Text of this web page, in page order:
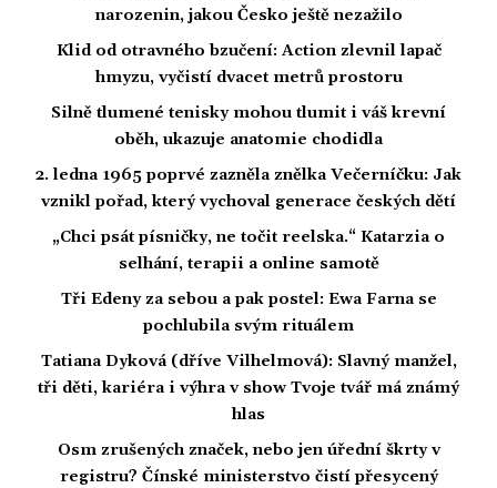
narozenin, jakou Česko ještě nezažilo
Klid od otravného bzučení: Action zlevnil lapač
hmyzu, vyčistí dvacet metrů prostoru
Silně tlumené tenisky mohou tlumit i váš krevní
oběh, ukazuje anatomie chodidla
2. ledna 1965 poprvé zazněla znělka Večerníčku: Jak
vznikl pořad, který vychoval generace českých dětí
„Chci psát písničky, ne točit reelska.“ Katarzia o
selhání, terapii a online samotě
Tři Edeny za sebou a pak postel: Ewa Farna se
pochlubila svým rituálem
Tatiana Dyková (dříve Vilhelmová): Slavný manžel,
tři děti, kariéra i výhra v show Tvoje tvář má známý
hlas
Osm zrušených značek, nebo jen úřední škrty v
registru? Čínské ministerstvo čistí přesycený